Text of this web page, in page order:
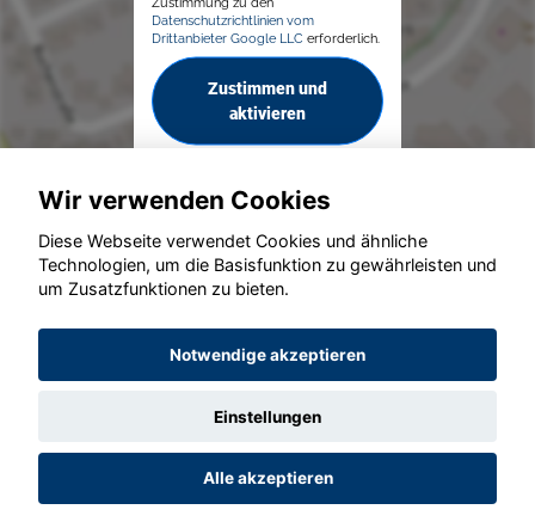
Datenschutzrichtlinien vom
Drittanbieter Google LLC erforderlich.
Zustimmen und
aktivieren
© konjunkturmotor.de GmbH 2020 - 2026
Wir verwenden Cookies
Diese Webseite verwendet Cookies und ähnliche
Technologien, um die Basisfunktion zu gewährleisten und
um Zusatzfunktionen zu bieten.
Notwendige akzeptieren
Einstellungen
Alle akzeptieren